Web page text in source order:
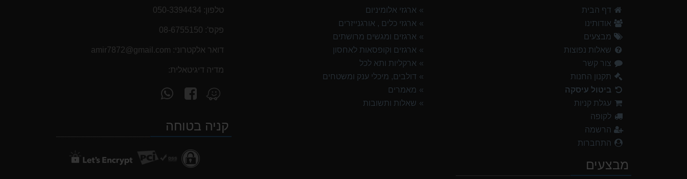
דף הבית
אודותינו
מבצעים
שאלות נפוצות
צור קשר
תקנון החנות
ביטול עיסקה
עגלת קניות
לקופה
הרשמה
התחברות
מבצעים
ארגזי אלומיניום
ארגזי כלים , אורגנייזרים
ארגזים ומגשים מרושתים
ארגזים וקופסאות לאחסון
ארקליות ותא לכל
דולבים, מיכלי ענק ומשטחים
מאמרים
שאלות ותשובות
טלפון: 050-3394434
פקס': 08-6755150
דואר אלקטרוני: ‫amir7872@gmail.com‬
מדיה דיגיטאלית:
מצא
אותנו
Waze
עקוב
אחרינו
facebookקניה בטוחה